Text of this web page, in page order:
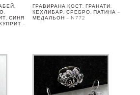
СИНЯ
–
ГРАВИРАНА КОСТ, ГРАНАТИ,
КЕХЛИБАР, СРЕБРО, ПАТИНА –
МЕДАЛЬОН – N772